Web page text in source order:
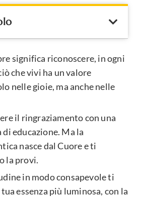
significa riconoscere, in ogni
che vivi ha un valore
nelle gioie, ma anche nelle
il ringraziamento con una
educazione. Ma la
nasce dal Cuore e ti
la provi.
in modo consapevole ti
essenza più luminosa, con la